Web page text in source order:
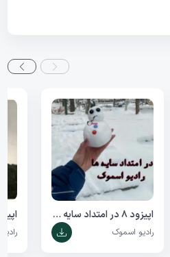
اپیزود 8 در امتداد سایه ها
رادیو اسموک
اپیزود 1